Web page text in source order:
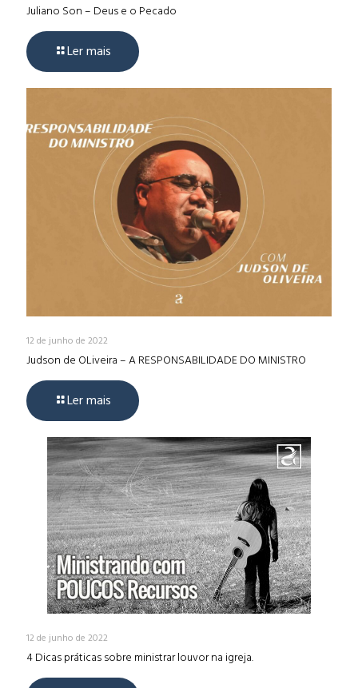
Juliano Son – Deus e o Pecado
Ler mais
12 de junho de 2022
Judson de OLiveira – A RESPONSABILIDADE DO MINISTRO
Ler mais
12 de junho de 2022
4 Dicas práticas sobre ministrar louvor na igreja.